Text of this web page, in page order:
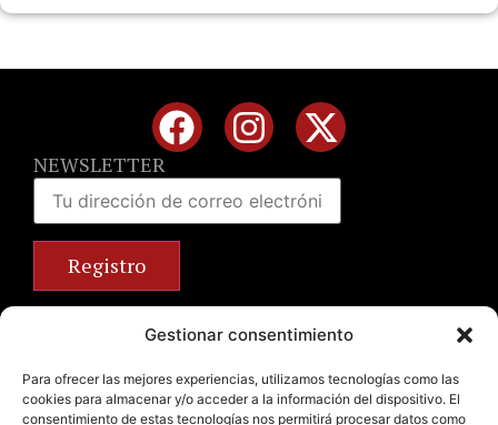
Gestionar consentimiento
Para ofrecer las mejores experiencias, utilizamos tecnologías como las
cookies para almacenar y/o acceder a la información del dispositivo. El
consentimiento de estas tecnologías nos permitirá procesar datos como
NEWSLETTER
+34 963 672 314
info@emilianobodega.com
Parking gratuito